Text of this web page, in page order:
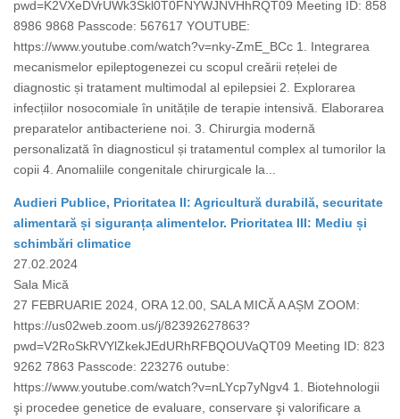
pwd=K2VXeDVrUWk3Skl0T0FNYWJNVHhRQT09 Meeting ID: 858
8986 9868 Passcode: 567617 YOUTUBE:
https://www.youtube.com/watch?v=nky-ZmE_BCc 1. Integrarea
mecanismelor epileptogenezei cu scopul creării rețelei de
diagnostic și tratament multimodal al epilepsiei 2. Explorarea
infecțiilor nosocomiale în unitățile de terapie intensivă. Elaborarea
preparatelor antibacteriene noi. 3. Chirurgia modernă
personalizată în diagnosticul și tratamentul complex al tumorilor la
copii 4. Anomaliile congenitale chirurgicale la...
Audieri Publice, Prioritatea II: Agricultură durabilă, securitate
alimentară și siguranța alimentelor. Prioritatea III: Mediu și
schimbări climatice
27.02.2024
Sala Mică
27 FEBRUARIE 2024, ORA 12.00, SALA MICĂ A AȘM ZOOM:
https://us02web.zoom.us/j/82392627863?
pwd=V2RoSkRVYlZkekJEdURhRFBQOUVaQT09 Meeting ID: 823
9262 7863 Passcode: 223276 outube:
https://www.youtube.com/watch?v=nLYcp7yNgv4 1. Biotehnologii
şi procedee genetice de evaluare, conservare şi valorificare a